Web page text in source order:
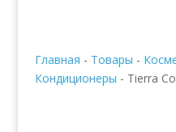
Главная - Товары -
Кондиционеры - Tierra